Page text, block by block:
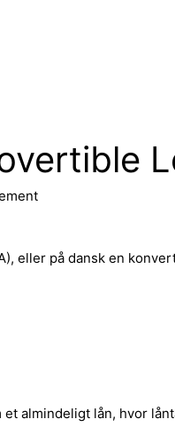
eller på dansk en
almindeligt lån, hvor